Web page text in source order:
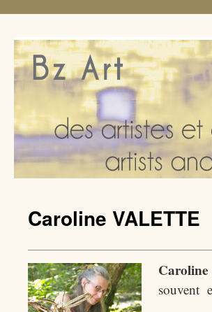
Caroline VALETTE
Caroline
souvent